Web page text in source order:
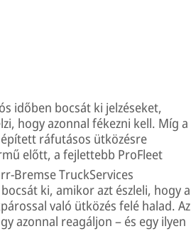
időben bocsát ki jelzéseket,
hogy azonnal fékezni kell. Míg a
ráfutásos ütközésre
előtt, a fejlettebb ProFleet
Bremse TruckServices
ki, amikor azt észleli, hogy a
való ütközés felé halad. Az
azonnal reagáljon – és egy ilyen